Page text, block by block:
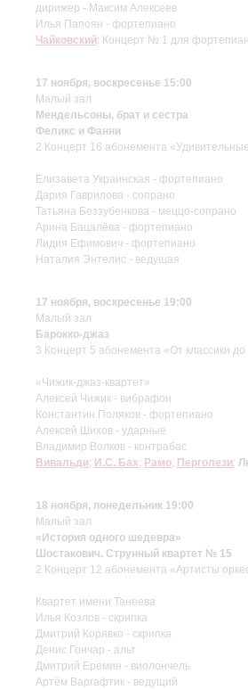
дирижер - Максим Алексеев
Илья Папоян - фортепиано
Чайковский: Концерт № 1 для
17 ноября, воскресенье 15:00
Малый зал
Мендельсоны, брат и сестра
Феликс и Фанни
2 Концерт 16 абонемента
Елизавета Украинская - фортепиано
Дария Гаврилова - сопрано
Татьяна Беззубенкова - меццо-сопрано
Арина Бацалёва - фортепиано
Лидия Ефимович - фортепиано
Наталия Энтелис - ведущая
17 ноября, воскресенье 19:00
Малый зал
Барокко-джаз
3 Концерт 5 абонемента «От классики
«Чижик-джаз-квартет»
Алексей Чижик - вибрафон
Константин Поляков - фортепиано
Алексей Шихов - ударные
Владимир Волков - контрабас
Вивальди; И.С. Бах; Рамо; Перголези;
18 ноября, понедельник 19:00
Малый зал
«История одного шедевра»
Шостакович. Струнный квартет № 15
2 Концерт 12 абонемента «Артисты
Квартет имени Танеева
Илья Козлов - скрипка
Дмитрий Корявко - скрипка
Денис Гончар - альт
Дмитрий Ерёмин - виолончель
Артём Варгафтик - ведущий